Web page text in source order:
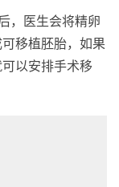
，医生会将精卵
移植胚胎，如果
以安排手术移